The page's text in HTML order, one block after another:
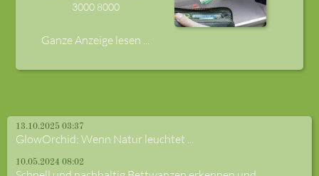
3000 8000
Ganze Anzeige lesen ...
13.10.2025 03:37
GlowOrchid: Wenn Natur leuchtet ...
10.05.2024 08:02